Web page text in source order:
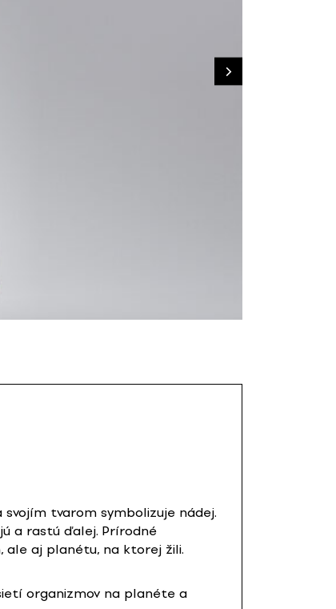
tvarom symbolizuje nádej.
a rastú ďalej. Prírodné
ale aj planétu, na ktorej žili.
organizmov na planéte a